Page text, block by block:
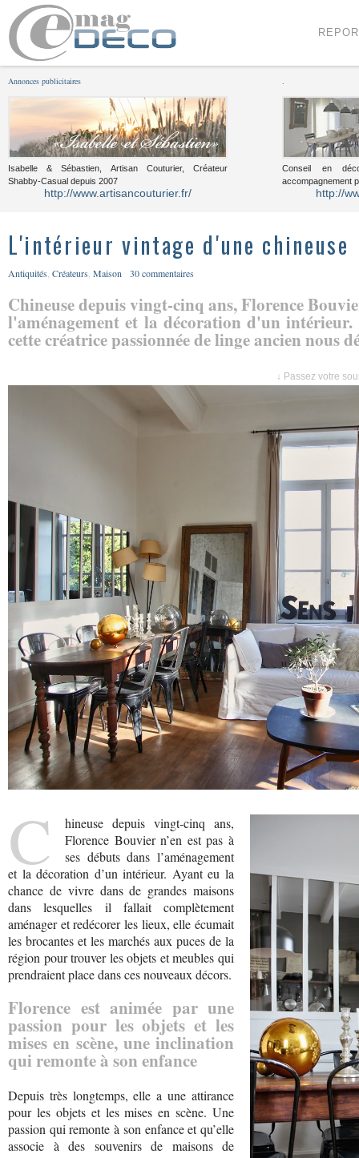
Annonces publicitaires
Isabelle & Sébastien, Artisan Couturier, Créateur
Shabby-Casual depuis 2007
http://www.artisancouturier.fr/
Conseil en
accompagnement
http://
L'intérieur vintage d'une chineuse
Antiquités Créateurs Maison 30 commentaires
Chineuse depuis vingt-cinq ans, Florence
l'aménagement et la décoration d'un intérieur.
cette créatrice passionnée de linge ancien nous
↓ Passez votre
C
hineuse depuis vingt-cinq ans,
Florence Bouvier n’en est pas à
ses débuts dans l’aménagement
et la décoration d’un intérieur. Ayant eu la
chance de vivre dans de grandes maisons
dans lesquelles il fallait complètement
aménager et redécorer les lieux, elle écumait
les brocantes et les marchés aux puces de la
région pour trouver les objets et meubles qui
prendraient place dans ces nouveaux décors.
Florence est animée par une
passion pour les objets et les
mises en scène, une inclination
qui remonte à son enfance
Depuis très longtemps, elle a une attirance
pour les objets et les mises en scène. Une
passion qui remonte à son enfance et qu’elle
associe à des souvenirs de maisons de